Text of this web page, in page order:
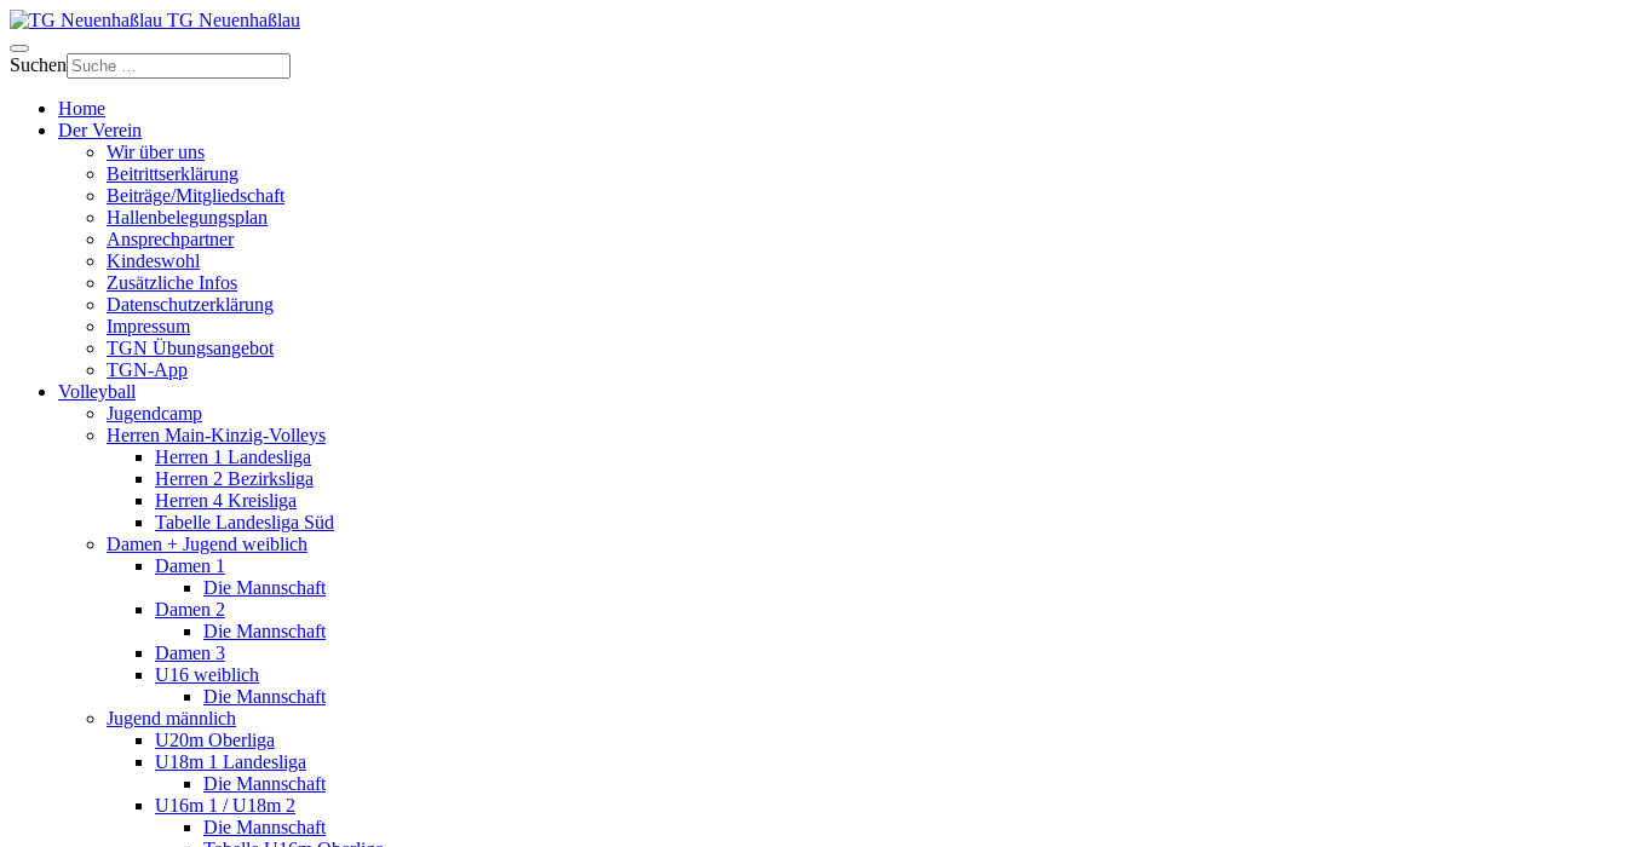
TG Neuenhaßlau
Suchen
Home
Der Verein
Wir über uns
Beitrittserklärung
Beiträge/Mitgliedschaft
Hallenbelegungsplan
Ansprechpartner
Kindeswohl
Zusätzliche Infos
Datenschutzerklärung
Impressum
TGN Übungsangebot
TGN-App
Volleyball
Jugendcamp
Herren Main-Kinzig-Volleys
Herren 1 Landesliga
Herren 2 Bezirksliga
Herren 4 Kreisliga
Tabelle Landesliga Süd
Damen + Jugend weiblich
Damen 1
Die Mannschaft
Damen 2
Die Mannschaft
Damen 3
U16 weiblich
Die Mannschaft
Jugend männlich
U20m Oberliga
U18m 1 Landesliga
Die Mannschaft
U16m 1 / U18m 2
Die Mannschaft